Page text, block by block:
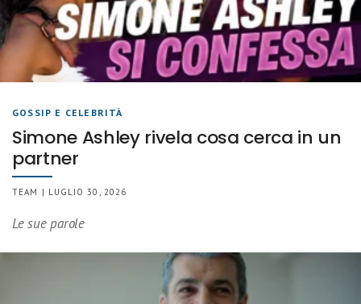
GOSSIP E CELEBRITÀ
Simone Ashley rivela cosa cerca in un
partner
TEAM | LUGLIO 30, 2026
Le sue parole